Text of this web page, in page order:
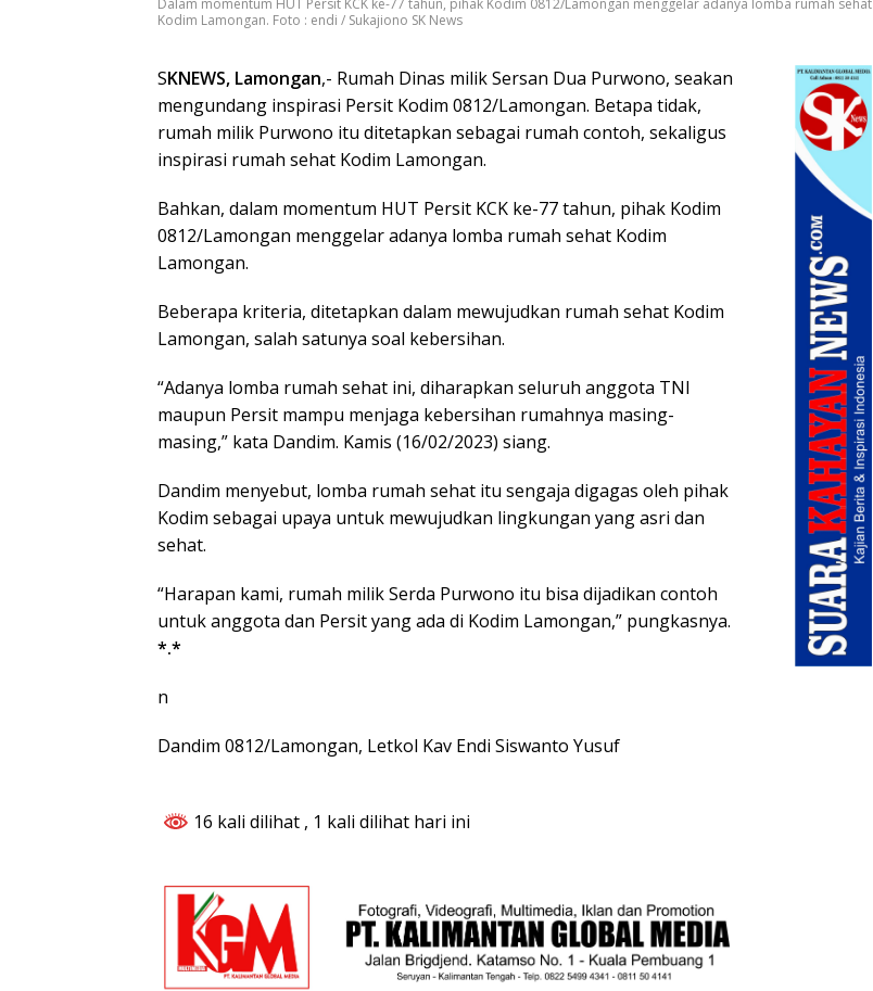
Dalam momentum HUT Persit KCK ke-77 tahun, pihak Kodim 0812/Lamongan menggelar adanya lomba rumah sehat
Kodim Lamongan. Foto : endi / Sukajiono SK News
SKNEWS, Lamongan,- Rumah Dinas milik Sersan Dua Purwono, seakan
mengundang inspirasi Persit Kodim 0812/Lamongan. Betapa tidak,
rumah milik Purwono itu ditetapkan sebagai rumah contoh, sekaligus
inspirasi rumah sehat Kodim Lamongan.
Bahkan, dalam momentum HUT Persit KCK ke-77 tahun, pihak Kodim
0812/Lamongan menggelar adanya lomba rumah sehat Kodim
Lamongan.
Beberapa kriteria, ditetapkan dalam mewujudkan rumah sehat Kodim
Lamongan, salah satunya soal kebersihan.
“Adanya lomba rumah sehat ini, diharapkan seluruh anggota TNI
maupun Persit mampu menjaga kebersihan rumahnya masing-
masing,” kata Dandim. Kamis (16/02/2023) siang.
Dandim menyebut, lomba rumah sehat itu sengaja digagas oleh pihak
Kodim sebagai upaya untuk mewujudkan lingkungan yang asri dan
sehat.
“Harapan kami, rumah milik Serda Purwono itu bisa dijadikan contoh
untuk anggota dan Persit yang ada di Kodim Lamongan,” pungkasnya.
*.*
n
Dandim 0812/Lamongan, Letkol Kav Endi Siswanto Yusuf
16 kali dilihat , 1 kali dilihat hari ini